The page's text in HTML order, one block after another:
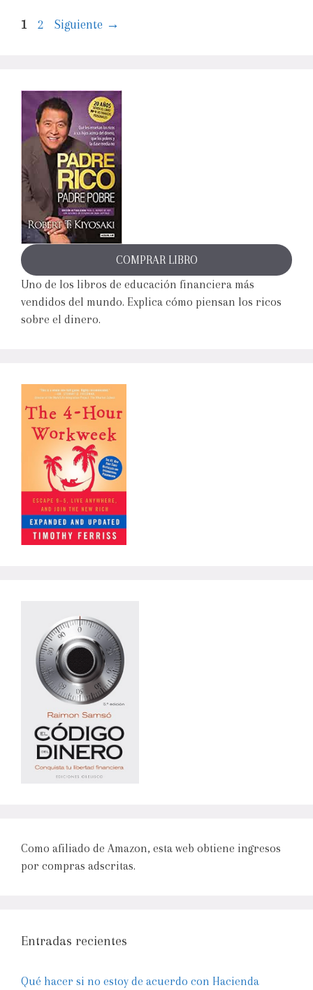
1 2 Siguiente →
COMPRAR LIBRO
Uno de los libros de educación financiera más
vendidos del mundo. Explica cómo piensan los ricos
sobre el dinero.
Como afiliado de Amazon, esta web obtiene ingresos
por compras adscritas.
Entradas recientes
Qué hacer si no estoy de acuerdo con Hacienda